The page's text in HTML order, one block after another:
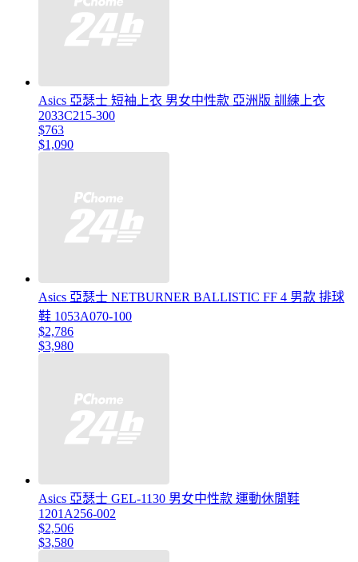
Asics 亞瑟士 短袖上衣 男女中性款 亞洲版 訓練上衣
2033C215-300
$763
$1,090
Asics 亞瑟士 NETBURNER BALLISTIC FF 4 男款 排球
鞋 1053A070-100
$2,786
$3,980
Asics 亞瑟士 GEL-1130 男女中性款 運動休閒鞋
1201A256-002
$2,506
$3,580